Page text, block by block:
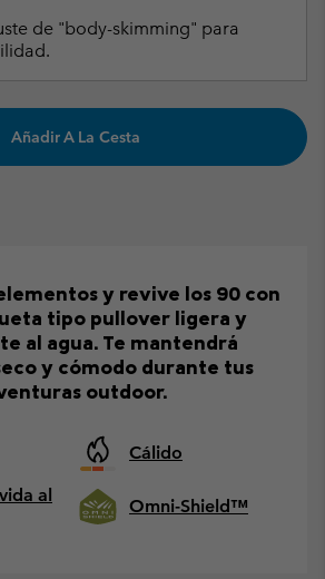
de "body-skimming" para
Añadir A La Cesta
y revive los 90 con
tipo pullover ligera y
al agua. Te mantendrá
y cómodo durante tus
outdoor.
Cálido
al
Omni-Shield™